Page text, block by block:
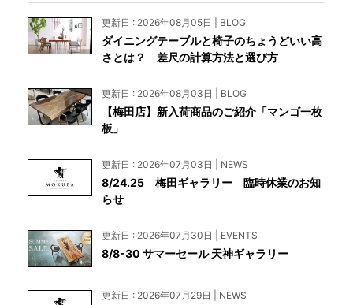
更新日 : 2026年08月05日 | BLOG
ダイニングテーブルと椅子のちょうどいい高
さとは？ 差尺の計算方法と選び方
更新日 : 2026年08月03日 | BLOG
【梅田店】新入荷商品のご紹介「マンゴ一枚
板」
更新日 : 2026年07月03日 | NEWS
8/24.25 梅田ギャラリー 臨時休業のお知
らせ
更新日 : 2026年07月30日 | EVENTS
8/8-30 サマーセール 天神ギャラリー
更新日 : 2026年07月29日 | NEWS